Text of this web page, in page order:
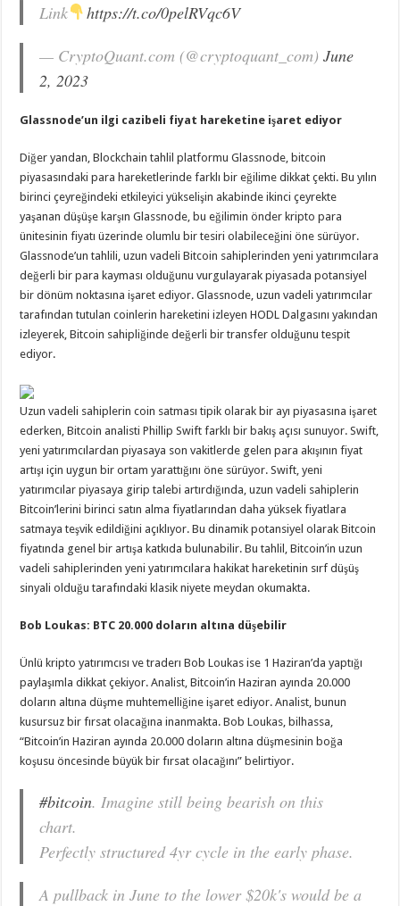
Link
https://t.co/0pelRVqc6V
— CryptoQuant.com (@cryptoquant_com)June
2, 2023
Glassnode’un ilgi cazibeli fiyat hareketine işaret ediyor
Diğer yandan, Blockchain tahlil platformu Glassnode, bitcoin
piyasasındaki para hareketlerinde farklı bir eğilime dikkat çekti. Bu yılın
birinci çeyreğindeki etkileyici yükselişin akabinde ikinci çeyrekte
yaşanan düşüşe karşın Glassnode, bu eğilimin önder kripto para
ünitesinin fiyatı üzerinde olumlu bir tesiri olabileceğini öne sürüyor.
Glassnode’un tahlili, uzun vadeli Bitcoin sahiplerinden yeni yatırımcılara
değerli bir para kayması olduğunu vurgulayarak piyasada potansiyel
bir dönüm noktasına işaret ediyor. Glassnode, uzun vadeli yatırımcılar
tarafından tutulan coinlerin hareketini izleyen HODL Dalgasını yakından
izleyerek, Bitcoin sahipliğinde değerli bir transfer olduğunu tespit
ediyor.
Uzun vadeli sahiplerin coin satması tipik olarak bir ayı piyasasına işaret
ederken, Bitcoin analisti Phillip Swift farklı bir bakış açısı sunuyor. Swift,
yeni yatırımcılardan piyasaya son vakitlerde gelen para akışının fiyat
artışı için uygun bir ortam yarattığını öne sürüyor. Swift, yeni
yatırımcılar piyasaya girip talebi artırdığında, uzun vadeli sahiplerin
Bitcoin’lerini birinci satın alma fiyatlarından daha yüksek fiyatlara
satmaya teşvik edildiğini açıklıyor. Bu dinamik potansiyel olarak Bitcoin
fiyatında genel bir artışa katkıda bulunabilir. Bu tahlil, Bitcoin’in uzun
vadeli sahiplerinden yeni yatırımcılara hakikat hareketinin sırf düşüş
sinyali olduğu tarafındaki klasik niyete meydan okumakta.
Bob Loukas: BTC 20.000 doların altına düşebilir
Ünlü kripto yatırımcısı ve traderı Bob Loukas ise 1 Haziran’da yaptığı
paylaşımla dikkat çekiyor. Analist, Bitcoin’in Haziran ayında 20.000
doların altına düşme muhtemelliğine işaret ediyor. Analist, bunun
kusursuz bir fırsat olacağına inanmakta. Bob Loukas, bilhassa,
“Bitcoin’in Haziran ayında 20.000 doların altına düşmesinin boğa
koşusu öncesinde büyük bir fırsat olacağını” belirtiyor.
#bitcoin. Imagine still being bearish on this
chart.
Perfectly structured 4yr cycle in the early phase.
A pullback in June to the lower $20k's would be a